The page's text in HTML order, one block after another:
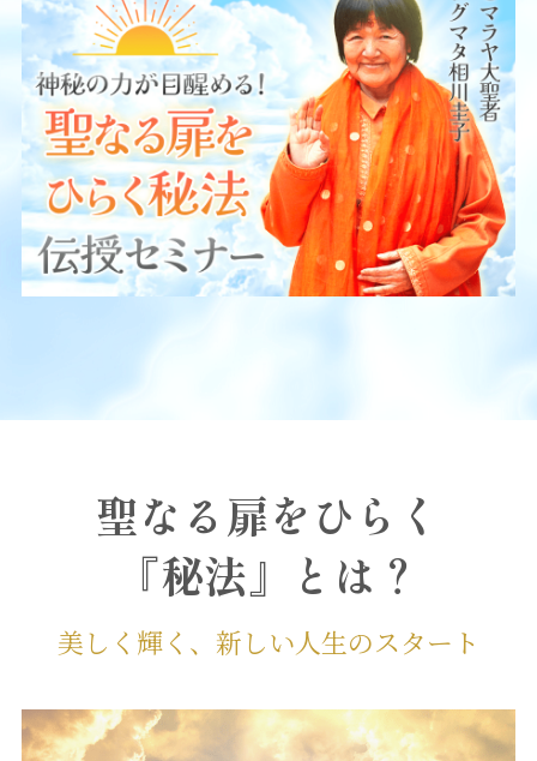
聖なる扉をひらく
『秘法』とは？
美しく輝く、新しい人生のスタート